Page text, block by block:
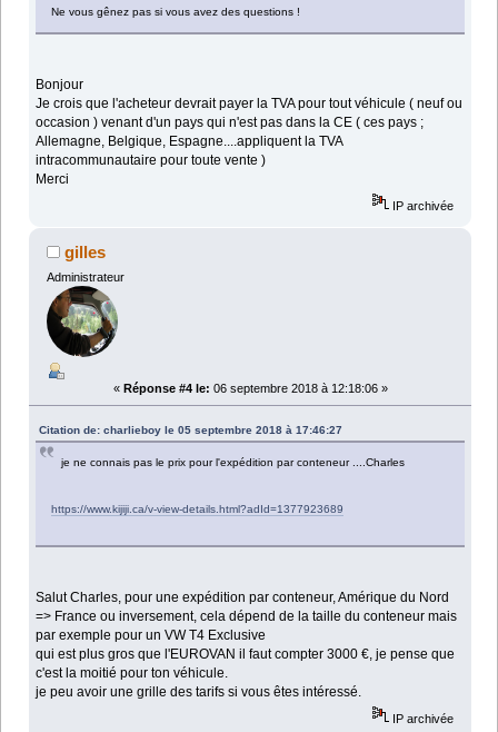
Ne vous gênez pas si vous avez des questions !
Bonjour
Je crois que l'acheteur devrait payer la TVA pour tout véhicule ( neuf ou
occasion ) venant d'un pays qui n'est pas dans la CE ( ces pays ;
Allemagne, Belgique, Espagne....appliquent la TVA
intracommunautaire pour toute vente )
Merci
IP archivée
gilles
Administrateur
« Réponse #4 le: 06 septembre 2018 à 12:18:06 »
Citation de: charlieboy le 05 septembre 2018 à 17:46:27
je ne connais pas le prix pour l'expédition par conteneur ....Charles
https://www.kijiji.ca/v-view-details.html?adId=1377923689
Salut Charles, pour une expédition par conteneur, Amérique du Nord
=> France ou inversement, cela dépend de la taille du conteneur mais
par exemple pour un VW T4 Exclusive
qui est plus gros que l'EUROVAN il faut compter 3000 €, je pense que
c'est la moitié pour ton véhicule.
je peu avoir une grille des tarifs si vous êtes intéressé.
IP archivée